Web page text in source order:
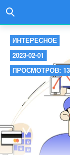
ИНТЕРЕСНОЕ
2023-02-01
ПРОСМОТРОВ: